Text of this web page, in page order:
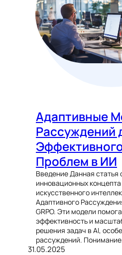
Адаптивные
Рассуждений
Проблем в ИИ
Введение Данная статья
инновационных
искусственного
Адаптивного
GRPO. Эти модели
эффективность и
решения задач в AI,
рассуждений.
31.05.2025